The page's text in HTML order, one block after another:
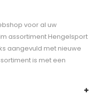
voor al uw
assortiment Hengelsport
aangevuld met nieuwe
is met een